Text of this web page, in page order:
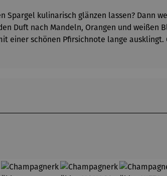
Spargel kulinarisch glänzen lassen? Dann
Duft nach Mandeln, Orangen und weißen
einer schönen Pfirsichnote lange